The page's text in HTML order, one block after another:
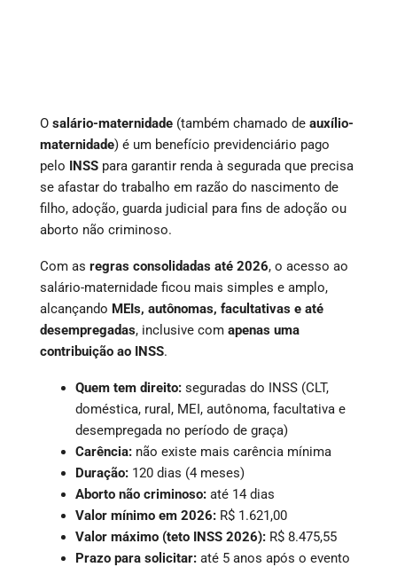
O salário-maternidade (também chamado de auxílio-
maternidade) é um benefício previdenciário pago
pelo INSS para garantir renda à segurada que precisa
se afastar do trabalho em razão do nascimento de
filho, adoção, guarda judicial para fins de adoção ou
aborto não criminoso.
Com as regras consolidadas até 2026, o acesso ao
salário-maternidade ficou mais simples e amplo,
alcançando MEIs, autônomas, facultativas e até
desempregadas, inclusive com apenas uma
contribuição ao INSS.
Quem tem direito: seguradas do INSS (CLT,
doméstica, rural, MEI, autônoma, facultativa e
desempregada no período de graça)
Carência: não existe mais carência mínima
Duração: 120 dias (4 meses)
Aborto não criminoso: até 14 dias
Valor mínimo em 2026: R$ 1.621,00
Valor máximo (teto INSS 2026): R$ 8.475,55
Prazo para solicitar: até 5 anos após o evento